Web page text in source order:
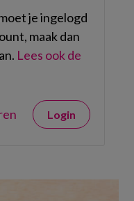
je ingelogd
maak dan
Lees ook de
Login